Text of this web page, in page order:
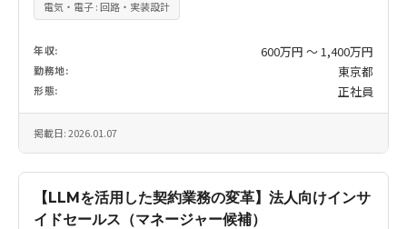
電気・電子 : 回路・実装設計
年収: 600万円 〜 1,400万円
勤務地: 東京都
形態: 正社員
掲載日: 2026.01.07
【LLMを活用した契約業務の変革】法人向けインサ
イドセールス（マネージャー候補）